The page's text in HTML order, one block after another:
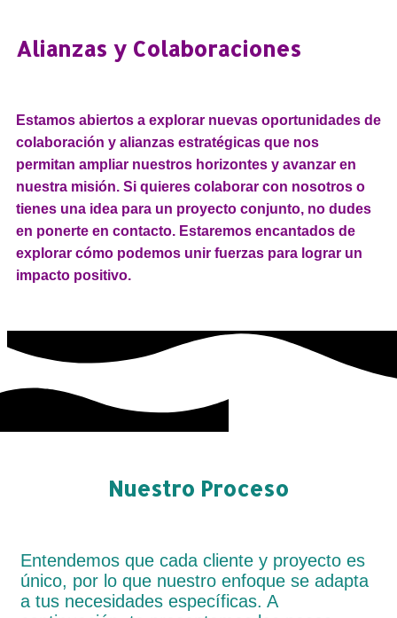
Alianzas y Colaboraciones
Estamos abiertos a explorar nuevas oportunidades de
colaboración y alianzas estratégicas que nos
permitan ampliar nuestros horizontes y avanzar en
nuestra misión. Si quieres colaborar con nosotros o
tienes una idea para un proyecto conjunto, no dudes
en ponerte en contacto. Estaremos encantados de
explorar cómo podemos unir fuerzas para lograr un
impacto positivo.
Nuestro Proceso
Entendemos que cada cliente y proyecto es
único, por lo que nuestro enfoque se adapta
a tus necesidades específicas. A